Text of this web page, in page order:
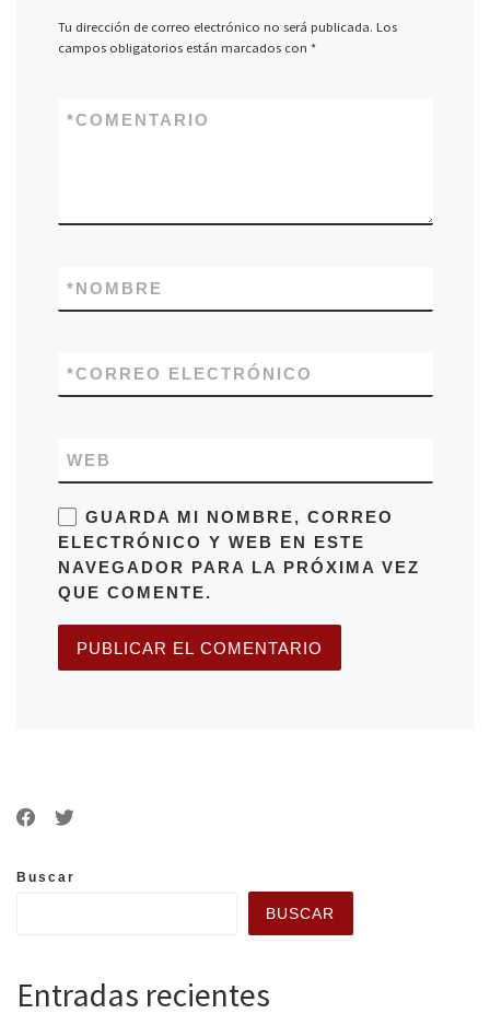
Tu dirección de correo electrónico no será publicada. Los
campos obligatorios están marcados con *
COMENTARIO
*
NOMBRE
*
CORREO ELECTRÓNICO
*
WEB
GUARDA MI NOMBRE, CORREO
ELECTRÓNICO Y WEB EN ESTE
NAVEGADOR PARA LA PRÓXIMA VEZ
QUE COMENTE.
Buscar
BUSCAR
Entradas recientes